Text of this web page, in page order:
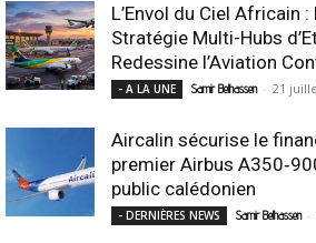
L’Envol du Ciel Africain
Stratégie Multi-Hubs
Redessine l’Aviation
- A LA UNE Samir Belhassen - 21
Aircalin sécurise le
premier Airbus
public calédonien
- DERNIÈRES NEWS Samir Belhassen -